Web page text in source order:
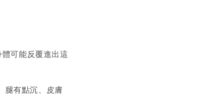
可能反覆進出這
腿有點沉、皮膚